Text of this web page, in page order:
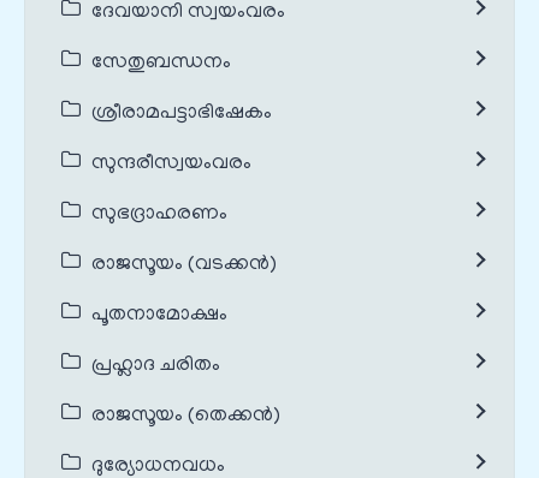
ദേവയാനി സ്വയംവരം
സേതുബന്ധനം
ശ്രീരാമപട്ടാഭിഷേകം
സുന്ദരീസ്വയംവരം
സുഭദ്രാഹരണം
രാജസൂയം (വടക്കൻ)
പൂതനാമോക്ഷം
പ്രഹ്ലാദ ചരിതം
രാജസൂയം (തെക്കൻ)
ദുര്യോധനവധം